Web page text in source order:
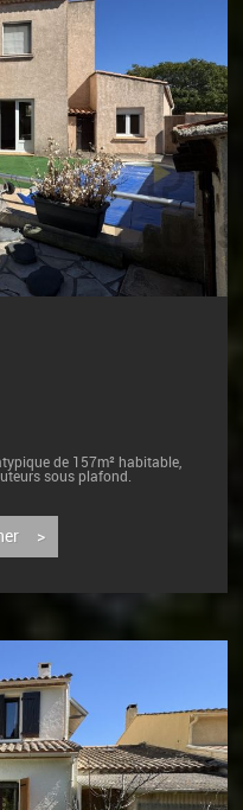
de 157m² habitable,
sous plafond.
>